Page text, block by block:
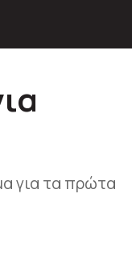
για τα πρώτα